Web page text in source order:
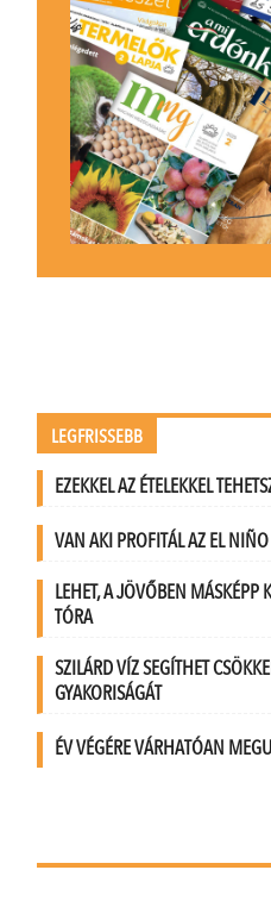
LEGFRISSEBB
EZEKKEL AZ ÉTELEKKEL
VAN AKI PROFITÁL AZ EL
LEHET, A JÖVŐBEN MÁSKÉPP
TÓRA
SZILÁRD VÍZ SEGÍTHET
GYAKORISÁGÁT
ÉV VÉGÉRE VÁRHATÓAN